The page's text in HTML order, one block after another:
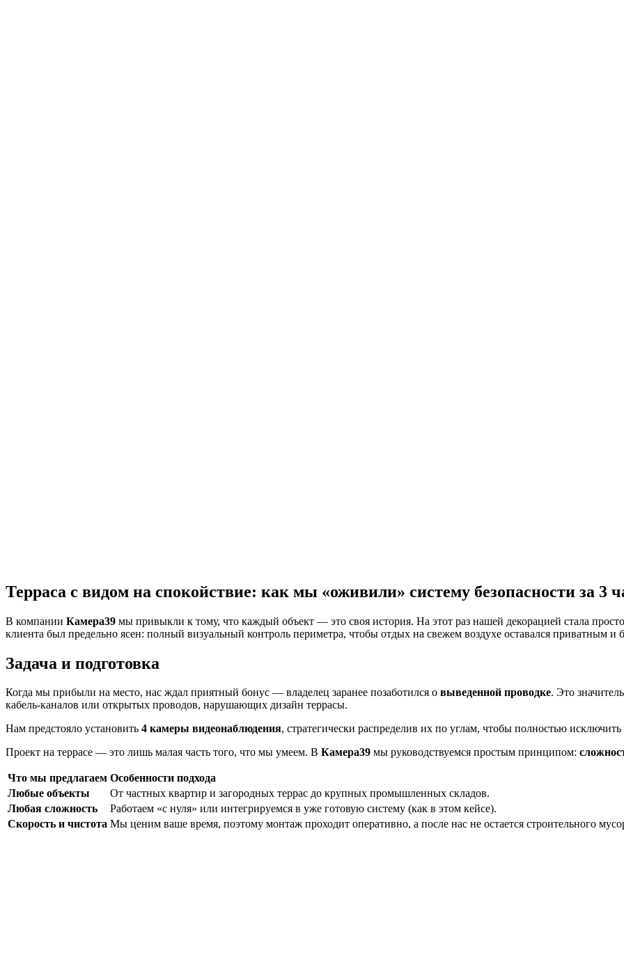
Терраса с видом на спокойствие: как мы «оживили» систему безопасности за 3
В компании Камера39 мы привыкли к тому, что каждый объект — это своя история. На этот раз нашей декорацией стала
клиента был предельно ясен: полный визуальный контроль периметра, чтобы отдых на свежем воздухе оставался приватным и
Задача и подготовка
Когда мы прибыли на место, нас ждал приятный бонус — владелец заранее позаботился о выведенной проводке. Это
кабель-каналов или открытых проводов, нарушающих дизайн террасы.
Нам предстояло установить 4 камеры видеонаблюдения, стратегически распределив их по углам, чтобы полностью
Проект на террасе — это лишь малая часть того, что мы умеем. В Камера39 мы руководствуемся простым принципом:
Что мы предлагаем Особенности подхода
Любые объекты
От частных квартир и загородных террас до крупных промышленных складов.
Любая сложность
Работаем «с нуля» или интегрируемся в уже готовую систему (как в этом кейсе).
Скорость и чистота Мы ценим ваше время, поэтому монтаж проходит оперативно, а после нас не остается строительного